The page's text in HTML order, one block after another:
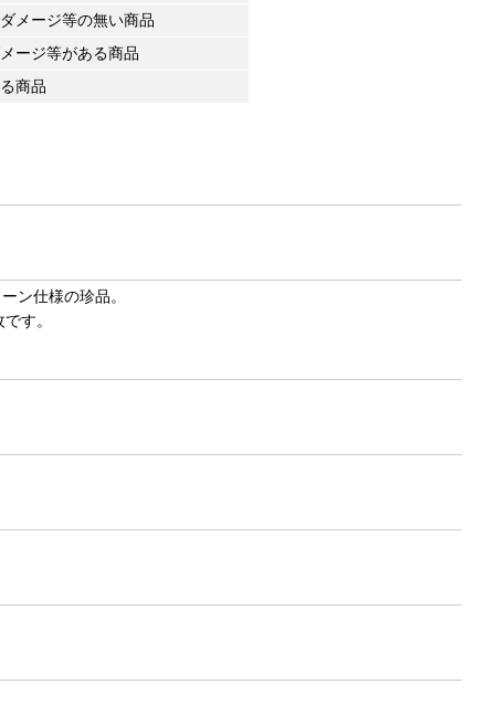
メージ等の無い商品
ージ等がある商品
商品
ン仕様の珍品。
す。